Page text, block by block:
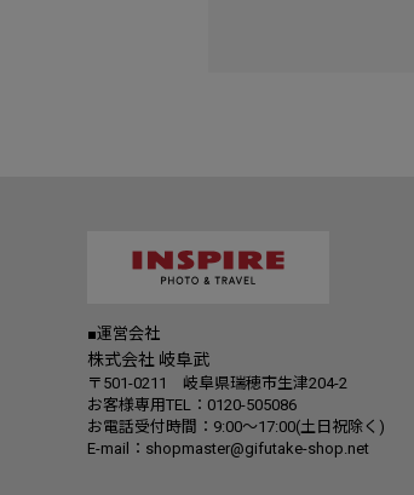
■運営会社
株式会社 岐阜武
〒501-0211 岐阜県瑞穂市生津204-2
お客様専用TEL：0120-505086
お電話受付時間：9:00～17:00(土日祝除く)
E-mail：shopmaster@gifutake-shop.net